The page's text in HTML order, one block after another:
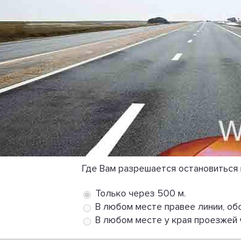
Где Вам разрешается
Только через 500 м.
В любом месте правее линии,
В любом месте у края проезжей